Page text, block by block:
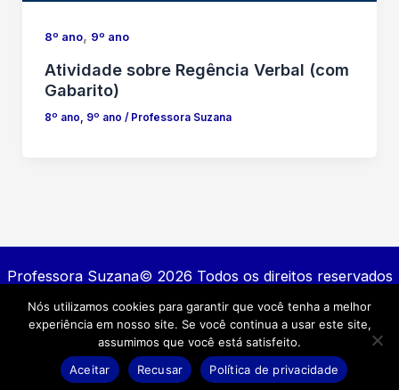
8º ano, 9º ano
Atividade sobre Regência Verbal (com
Gabarito)
8º ano, 9º ano / Professora Suzana
Professora Suzana© 2026 Todos os direitos reservados
Contato
Política de privacidade
Termos e Condições
Nós utilizamos cookies para garantir que você tenha a melhor
experiência em nosso site. Se você continua a usar este site,
assumimos que você está satisfeito.
Aceitar
Recusar Política de privacidade